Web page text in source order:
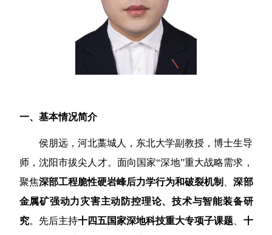
一、 基本情况简介
侯朋远，河北藁城人，东北大学副教授，博士生导
师，沈阳市拔尖人才。面向国家“深地”重大战略需求，
聚焦深部工程脆性硬岩峰后力学行为和破裂机制 、深部
金属矿强动力灾害主动防控理论、技术与智能装备研
究。先后主持十四五国家深地科技重大专项子课题、 十